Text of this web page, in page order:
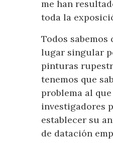
me han
toda la
Todos
lugar singular
pinturas
tenemos que
problema al
investigadores
establecer su
de datación